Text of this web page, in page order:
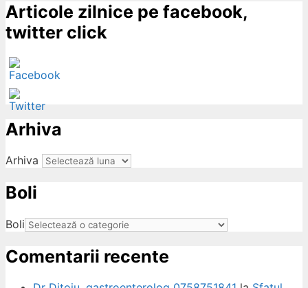
Articole zilnice pe facebook,
twitter click
Arhiva
Arhiva
Boli
Boli
Comentarii recente